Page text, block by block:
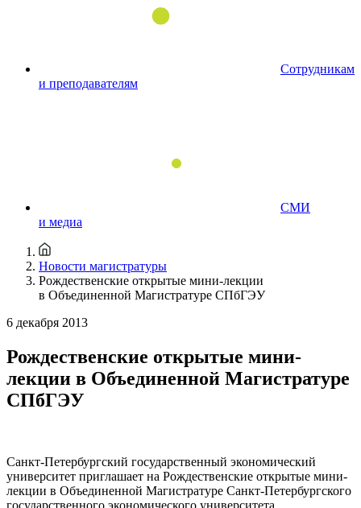
Сотрудникам
и преподавателям
СМИ
и медиа
Новости магистратуры
Рождественские открытые мини-лекции
в Объединенной Магистратуре СПбГЭУ
6 декабря 2013
Рождественские открытые мини-
лекции в Объединенной Магистратуре
СПбГЭУ
Санкт-Петербургский государственный экономический
университет приглашает на Рождественские открытые мини-
лекции в Объединенной Магистратуре Санкт-Петербургского
государственного экономического университета.